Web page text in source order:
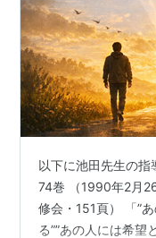
以下に池田先生の
74巻 （1990年2月
修会・151頁） 「”
る””あの人には希望